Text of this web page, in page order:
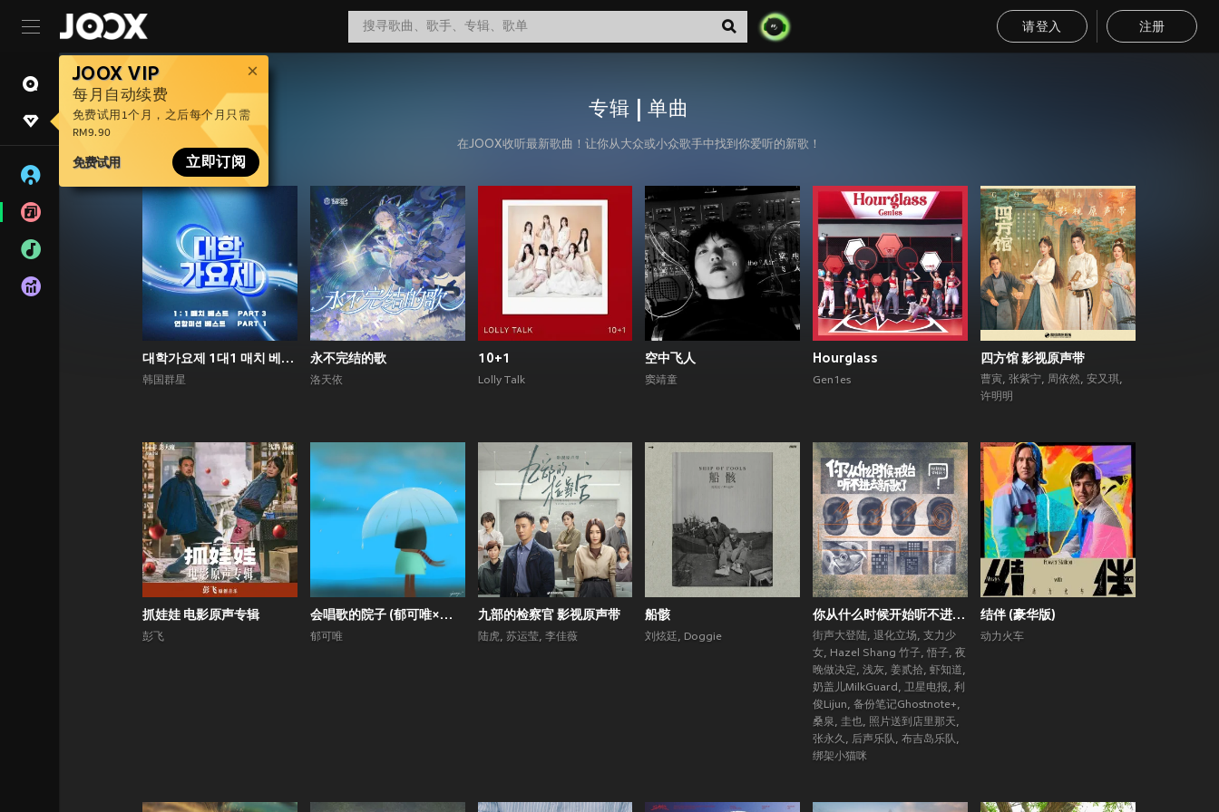
请登入 注册
JOOX VIP
每月自动续费
免费试用1个月，之后每个月只需
RM9.90
免费试用 立即订阅
专辑 | 单曲
在JOOX收听最新歌曲！让你从大众或小众歌手中找到你爱听的新歌！
대학가요제 1대1 매치 베스트 PART3, 연합미션 베스트 PART1
韩国群星
永不完结的歌
洛天依
10+1
Lolly Talk
空中飞人
窦靖童
Hourglass
Gen1es
四方馆 影视原声带
曹寅,张紫宁,周依然,安又琪,
许明明
抓娃娃 电影原声专辑
彭飞
会唱歌的院子 (郁可唯×梁翘柏)
郁可唯
九部的检察官 影视原声带
陆虎, 苏运莹, 李佳薇
船骸
刘炫廷, Doggie
你从什么时候开始听不进去新歌了？ (街声大登陆合辑Vol.5)
街声大登陆,退化立场,支力少
女, Hazel Shang 竹子,悟子,夜
晚做决定,浅灰,姜贰拾,虾知道,
奶盖儿MilkGuard , 卫星电报,利
俊Lijun,备份笔记Ghostnote+,
桑泉,圭也, 照片送到店里那天,
张永久 , 后声乐队,布吉岛乐队,
绑架小猫咪
结伴 (豪华版)
动力火车